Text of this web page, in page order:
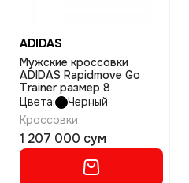
ADIDAS
Мужские кроссовки
ADIDAS Rapidmove Go
Trainer размер 8
Цвета:
Черный
Кроссовки
1 207 000 сум